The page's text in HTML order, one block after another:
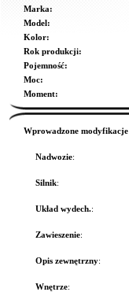
Marka:
Model:
Kolor:
Rok produkcji:
Pojemność:
Moc:
Moment:
Wprowadzone modyfikacje
Nadwozie:
Silnik:
Układ wydech.:
Zawieszenie:
Opis zewnętrzny:
Wnętrze: